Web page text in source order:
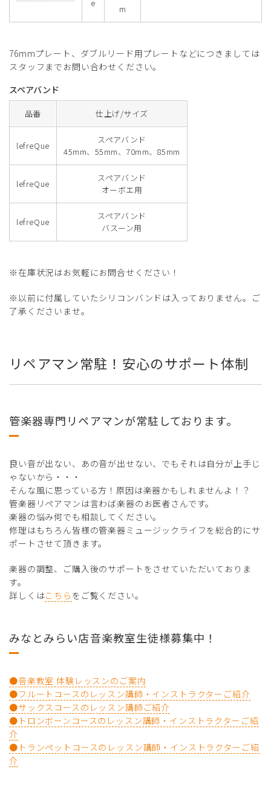
e
m
76mmプレート、ダブルリード用プレートなどにつきましては
スタッフまでお問い合わせください。
スペアバンド
品番 仕上げ/サイズ
lefreQue
スペアバンド
45mm、55mm、70mm、85mm
lefreQue
スペアバンド
オーボエ用
lefreQue
スペアバンド
バスーン用
※在庫状況はお気軽にお問合せください！
※以前に付属していたシリコンバンドは入っておりません。ご
了承くださいませ。
リペアマン常駐！安心のサポート体制
管楽器専門リペアマンが常駐しております。
良い音が出ない、あの音が出せない、でもそれは自分が上手じ
ゃないから・・・
そんな風に思っている方！原因は楽器かもしれませんよ！？
管楽器リペアマンは言わば楽器のお医者さんです。
楽器の悩み何でも相談してください。
修理はもちろん皆様の管楽器ミュージックライフを総合的にサ
ポートさせて頂きます。
楽器の調整、ご購入後のサポートをさせていただいておりま
す。
詳しくはこちら をご覧ください。
みなとみらい店音楽教室生徒様募集中！
●音楽教室 体験レッスンのご案内
●フルートコースのレッスン講師・インストラクターご紹介
●サックスコースのレッスン講師ご紹介
●トロンボーンコースのレッスン講師・インストラクターご紹
介
●トランペットコースのレッスン講師・インストラクターご紹
介